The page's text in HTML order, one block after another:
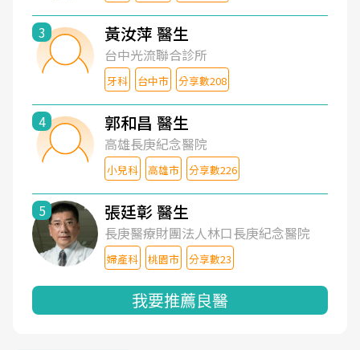
3 黃汝萍 醫生
台中光流聯合診所
牙科 台中市 分享數208
4 郭和昌 醫生
高雄長庚紀念醫院
小兒科 高雄市 分享數226
5 張廷彰 醫生
長庚醫療財團法人林口長庚紀念醫院
婦產科 桃園市 分享數23
我要推薦良醫